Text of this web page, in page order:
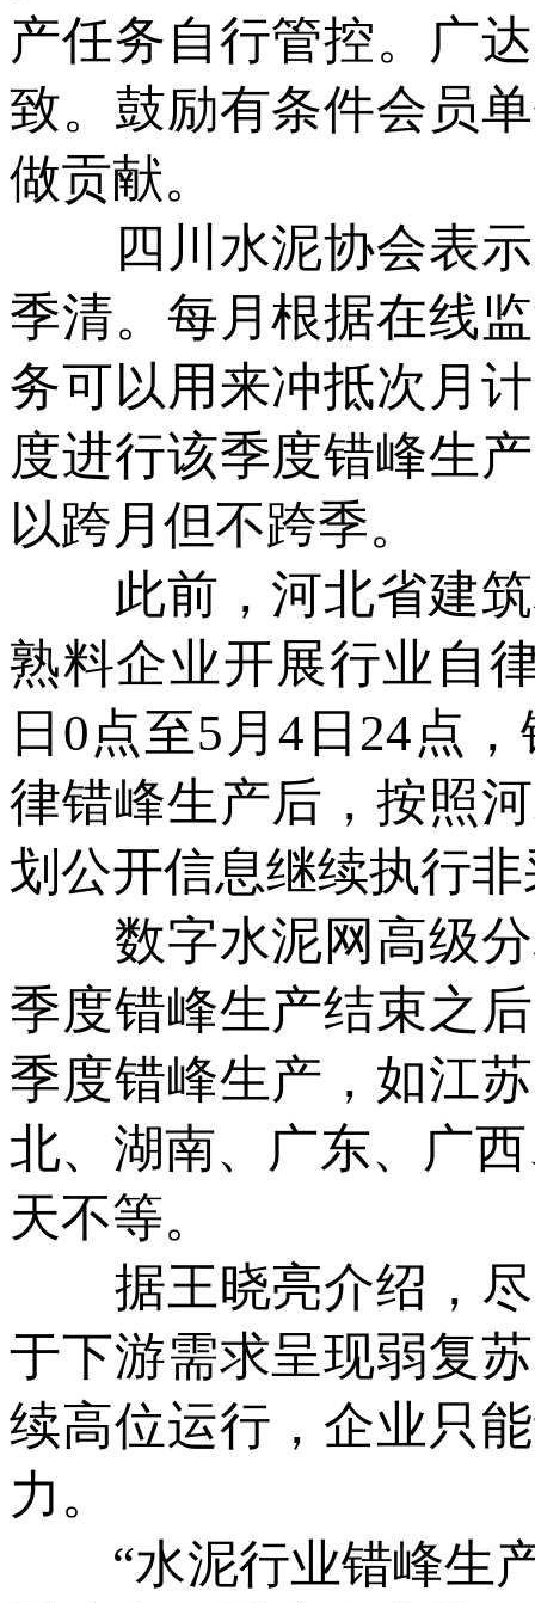
产任务自行管控。广
致。鼓励有条件会员
做贡献。
四川水泥协会表示
季清。每月根据在线
务可以用来冲抵次月
度进行该季度错峰生
以跨月但不跨季。
此前，河北省建筑
熟料企业开展行业自
日0点至5月4日24点
律错峰生产后，按照
划公开信息继续执行
数字水泥网高级分
季度错峰生产结束之
季度错峰生产，如江
北、湖南、广东、广
天不等。
据王晓亮介绍，尽
于下游需求呈现弱复
续高位运行，企业只
力。
“水泥行业错峰生产